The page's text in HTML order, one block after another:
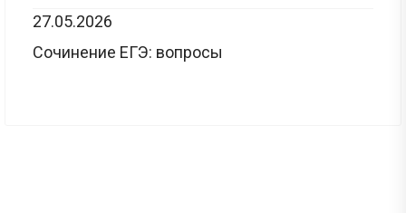
27.05.2026
Сочинение ЕГЭ: вопросы